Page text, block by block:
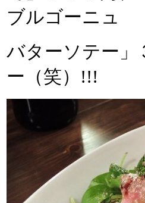
ブルゴーニュ
バターソテー
ー（笑）!!!